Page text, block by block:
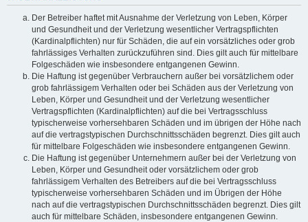
Der Betreiber haftet mit Ausnahme der Verletzung von Leben, Körper
und Gesundheit und der Verletzung wesentlicher Vertragspflichten
(Kardinalpflichten) nur für Schäden, die auf ein vorsätzliches oder grob
fahrlässiges Verhalten zurückzuführen sind. Dies gilt auch für mittelbare
Folgeschäden wie insbesondere entgangenen Gewinn.
Die Haftung ist gegenüber Verbrauchern außer bei vorsätzlichem oder
grob fahrlässigem Verhalten oder bei Schäden aus der Verletzung von
Leben, Körper und Gesundheit und der Verletzung wesentlicher
Vertragspflichten (Kardinalpflichten) auf die bei Vertragsschluss
typischerweise vorhersehbaren Schäden und im übrigen der Höhe nach
auf die vertragstypischen Durchschnittsschäden begrenzt. Dies gilt auch
für mittelbare Folgeschäden wie insbesondere entgangenen Gewinn.
Die Haftung ist gegenüber Unternehmern außer bei der Verletzung von
Leben, Körper und Gesundheit oder vorsätzlichem oder grob
fahrlässigem Verhalten des Betreibers auf die bei Vertragsschluss
typischerweise vorhersehbaren Schäden und im Übrigen der Höhe
nach auf die vertragstypischen Durchschnittsschäden begrenzt. Dies gilt
auch für mittelbare Schäden, insbesondere entgangenen Gewinn.